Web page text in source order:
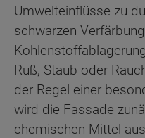
Umwelteinflüsse zu
schwarzen
Ruß, Staub oder
der Regel einer
wird die Fassade
chemischen Mittel